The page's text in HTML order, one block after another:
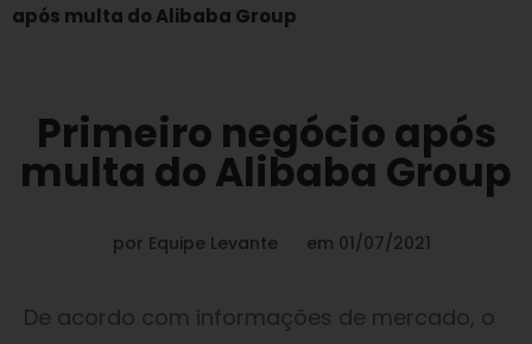
após multa do Alibaba Group
Primeiro negócio após
multa do Alibaba Group
por Equipe Levante em 01/07/2021
De acordo com informações de mercado, o